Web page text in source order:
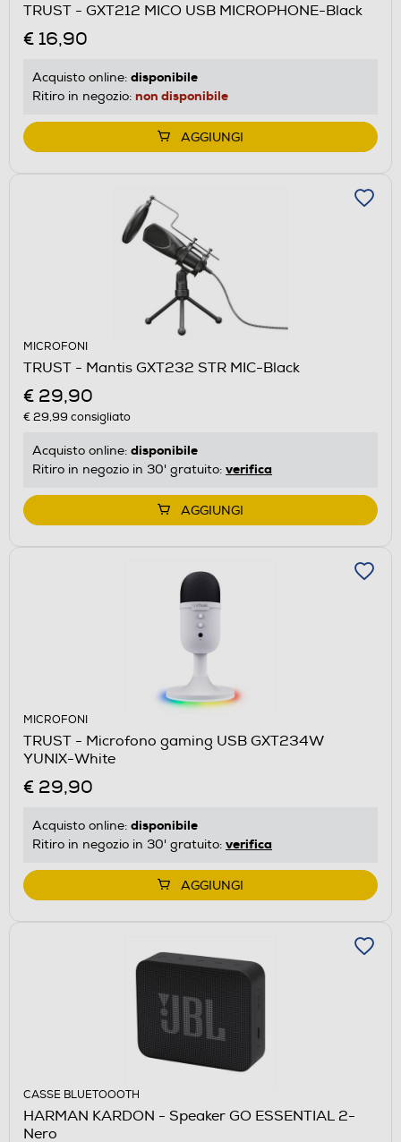
TRUST - GXT212 MICO USB MICROPHONE-Black
€ 16,90
Acquisto online: disponibile
Ritiro in negozio: non disponibile
AGGIUNGI
MICROFONI
TRUST - Mantis GXT232 STR MIC-Black
€ 29,90
€ 29,99 consigliato
Acquisto online: disponibile
Ritiro in negozio in 30' gratuito: verifica
AGGIUNGI
MICROFONI
TRUST - Microfono gaming USB GXT234W
YUNIX-White
€ 29,90
Acquisto online: disponibile
Ritiro in negozio in 30' gratuito: verifica
AGGIUNGI
CASSE BLUETOOOTH
HARMAN KARDON - Speaker GO ESSENTIAL 2-
Nero